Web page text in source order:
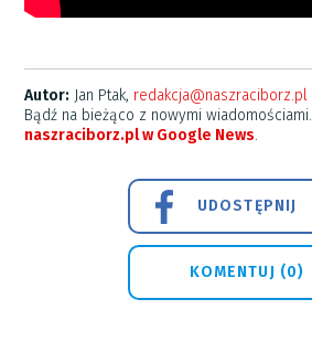
Autor: Jan Ptak, redakcja@naszraciborz.pl
Bądź na bieżąco z nowymi wiadomościami.
naszraciborz.pl w Google News.
UDOSTĘPNIJ
KOMENTUJ (0)